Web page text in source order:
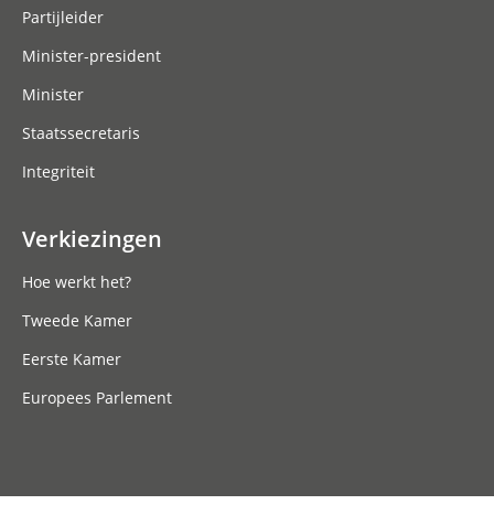
Partijleider
Minister-president
Minister
Staatssecretaris
Integriteit
Verkiezingen
Hoe werkt het?
Tweede Kamer
Eerste Kamer
Europees Parlement